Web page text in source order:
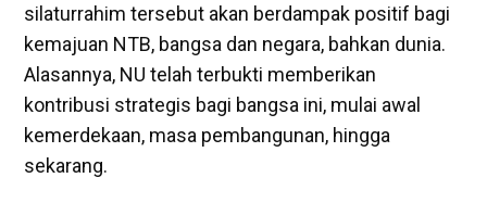
silaturrahim tersebut akan berdampak positif bagi
kemajuan NTB, bangsa dan negara, bahkan dunia.
Alasannya, NU telah terbukti memberikan
kontribusi strategis bagi bangsa ini, mulai awal
kemerdekaan, masa pembangunan, hingga
sekarang.